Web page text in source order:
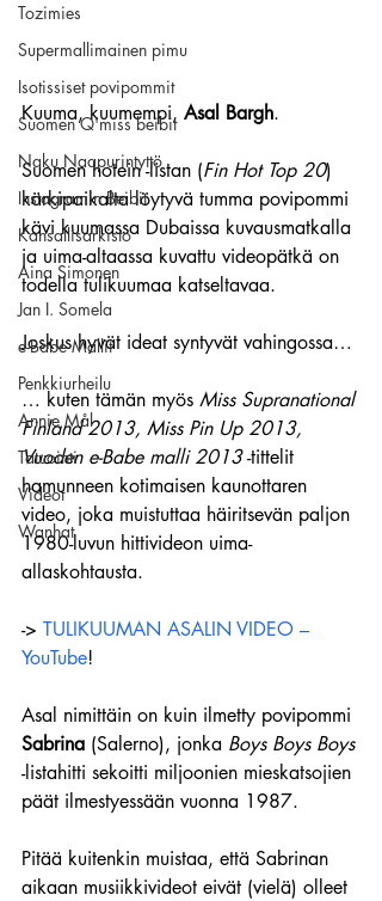
Tozimies
Supermallimainen pimu
Isotissiset povipommit
Suomen Q'miss beibit
Naku Naapurintyttö
Instagramin Beibit
Kansallisarkisto
Aina Simonen
Jan I. Somela
e-Babe Mallit
Penkkiurheilu
Annie Mål
Tatuointi
Videot
Wanhat
Kuuma, kuumempi, Asal Bargh.
Suomen hotein -listan (Fin Hot Top 20)
kärkipaikalta löytyvä tumma povipommi
kävi kuumassa Dubaissa kuvausmatkalla
ja uima-altaassa kuvattu videopätkä on
todella tulikuumaa katseltavaa.
Joskus hyvät ideat syntyvät vahingossa…
… kuten tämän myös Miss Supranational
Finland 2013, Miss Pin Up 2013,
Vuoden e-Babe malli 2013 -tittelit
hamunneen kotimaisen kaunottaren
video, joka muistuttaa häiritsevän paljon
1980-luvun hittivideon uima-
allaskohtausta.
-> TULIKUUMAN ASALIN VIDEO –
YouTube!
Asal nimittäin on kuin ilmetty povipommi
Sabrina (Salerno), jonka Boys Boys Boys
-listahitti sekoitti miljoonien mieskatsojien
päät ilmestyessään vuonna 1987.
Pitää kuitenkin muistaa, että Sabrinan
aikaan musiikkivideot eivät (vielä) olleet